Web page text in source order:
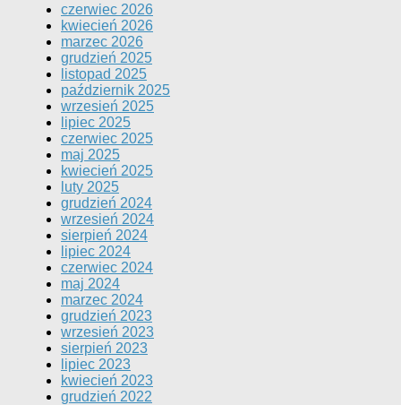
czerwiec 2026
kwiecień 2026
marzec 2026
grudzień 2025
listopad 2025
październik 2025
wrzesień 2025
lipiec 2025
czerwiec 2025
maj 2025
kwiecień 2025
luty 2025
grudzień 2024
wrzesień 2024
sierpień 2024
lipiec 2024
czerwiec 2024
maj 2024
marzec 2024
grudzień 2023
wrzesień 2023
sierpień 2023
lipiec 2023
kwiecień 2023
grudzień 2022